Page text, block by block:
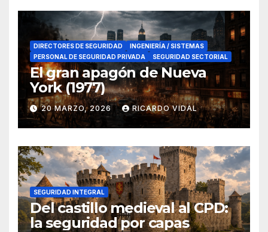
DIRECTORES DE SEGURIDAD
INGENIERÍA / SISTEMAS
PERSONAL DE SEGURIDAD PRIVADA
SEGURIDAD SECTORIAL
El gran apagón de Nueva
York (1977)
20 MARZO, 2026 RICARDO VIDAL
SEGURIDAD INTEGRAL
Del castillo medieval al CPD:
la seguridad por capas